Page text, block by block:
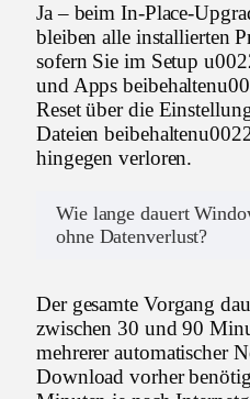
Ja – beim In-Place-
bleiben alle installierten
sofern Sie im Setup
und Apps
Reset über die
Dateien
hingegen verloren.
Wie lange dauert
ohne Datenverlust?
Der gesamte Vorgang
zwischen 30 und 90
mehrerer automatischer
Download vorher